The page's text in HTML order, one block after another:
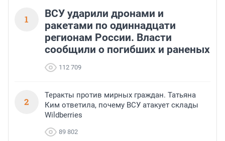
1
ВСУ ударили дронами и
ракетами по одиннадцати
регионам России. Власти
сообщили о погибших и раненых
112 709
2
Теракты против мирных граждан. Татьяна
Ким ответила, почему ВСУ атакует склады
Wildberries
89 802